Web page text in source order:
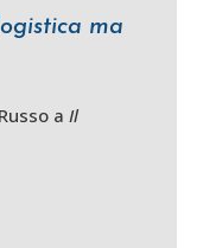
ma
a Il